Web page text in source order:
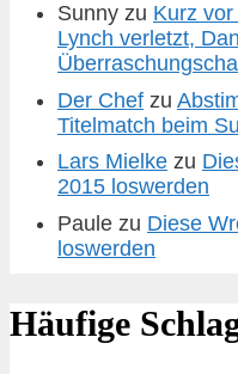
Sunny zu Kurz
Lynch verletzt,
Der Chef zu
Titelmatch beim
Lars Mielke zu
2015 loswerden
Paule zu Diese
loswerden
Häufige